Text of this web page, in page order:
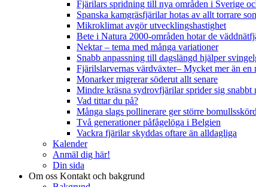
Fjärilars spridning till nya områden i Sverige
Spanska kamgräsfjärilar hotas av allt torrare
Mikroklimat avgör utvecklingshastighet
Bete i Natura 2000-områden hotar de
Nektar – tema med många variationer
Snabb anpassning till dagslängd hjälper
Fjärilslarvernas värdväxter– Mycket mer än en
Monarker migrerar söderut allt senare
Mindre kräsna sydrovfjärilar sprider sig snabbt
Vad tittar du på?
Många slags pollinerare ger större bomullsskörd
Två generationer påfågelöga i Belgien
Vackra fjärilar skyddas oftare än alldagliga
Kalender
Anmäl dig här!
Din sida
Om oss Kontakt och bakgrund